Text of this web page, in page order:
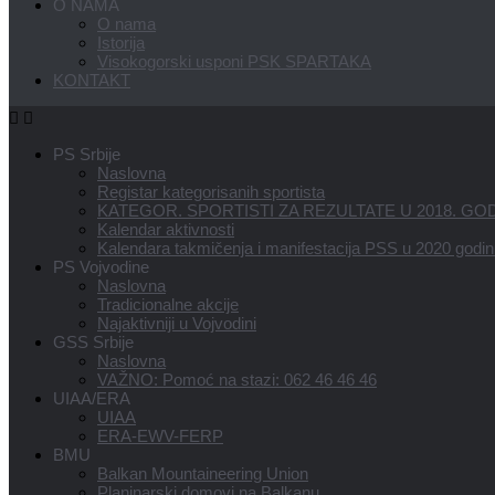
O NAMA
O nama
Istorija
Visokogorski usponi PSK SPARTAKA
KONTAKT
PS Srbije
Naslovna
Registar kategorisanih sportista
KATEGOR. SPORTISTI ZA REZULTATE U 2018.
Kalendar aktivnosti
Kalendara takmičenja i manifestacija PSS u 2020 godini
PS Vojvodine
Naslovna
Tradicionalne akcije
Najaktivniji u Vojvodini
GSS Srbije
Naslovna
VAŽNO: Pomoć na stazi: 062 46 46 46
UIAA/ERA
UIAA
ERA-EWV-FERP
BMU
Balkan Mountaineering Union